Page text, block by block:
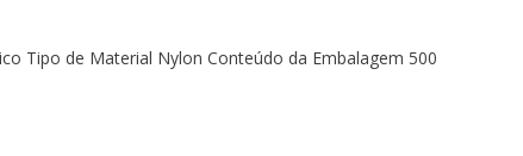
Tipo de Material Nylon Conteúdo da Embalagem 500